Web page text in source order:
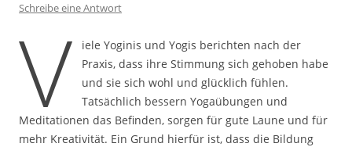
Schreibe eine Antwort
V
iele Yoginis und Yogis berichten nach der
Praxis, dass ihre Stimmung sich gehoben habe
und sie sich wohl und glücklich fühlen.
Tatsächlich bessern Yogaübungen und
Meditationen das Befinden, sorgen für gute Laune und für
mehr Kreativität. Ein Grund hierfür ist, dass die Bildung